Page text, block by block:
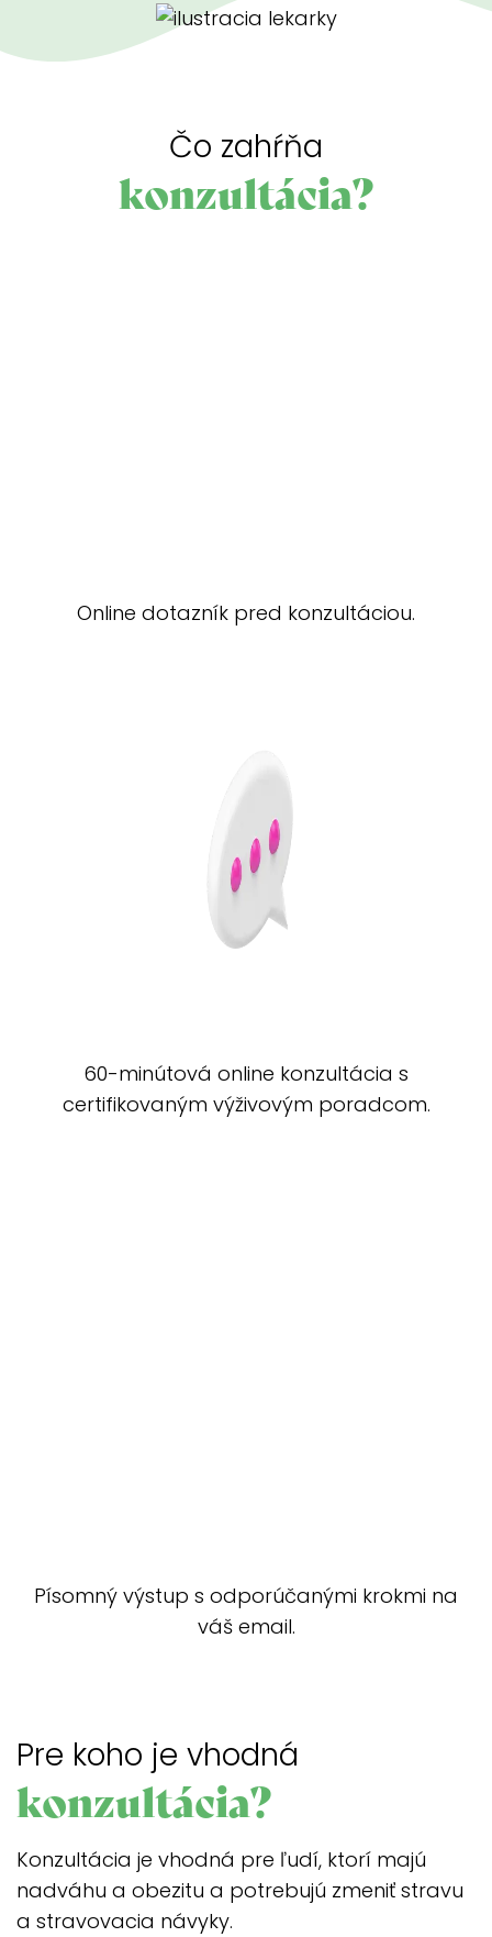
Čo zahŕňa
konzultácia?
Online dotazník pred konzultáciou.
60-minútová online konzultácia s
certifikovaným výživovým poradcom.
Písomný výstup s odporúčanými krokmi na
váš email.
Pre koho je vhodná
konzultácia?
Konzultácia je vhodná pre ľudí, ktorí majú
nadváhu a obezitu a potrebujú zmeniť stravu
a stravovacia návyky.